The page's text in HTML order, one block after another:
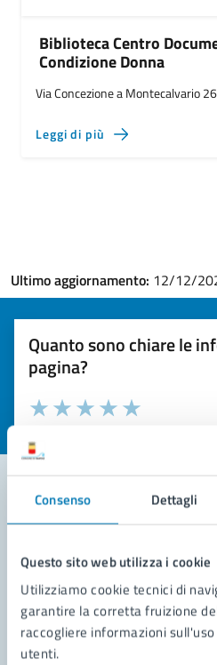
Consenso Dettagli
Questo sito web utilizza i cookie
Utilizziamo cookie tecnici di
garantire la corretta fruizione
raccogliere informazioni
utenti.
Biblioteca Centro
Condizione Donna
Via Concezione a Montecalvario
Leggi di più
Ultimo aggiornamento: 12/12/
Quanto sono chiare le
pagina?
Valuta la chiarezza delle
Seleziona il numero di stelle
Contatta il comune
Leggi le domande frequenti
Richiedi assistenza
Prenota appuntamento